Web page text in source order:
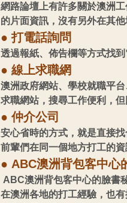
網路論壇上有許多關於澳洲
的片面資訊，沒有另外在其
● 打電話詢問
透過報紙、佈告欄等方式找
● 線上求職網
澳洲政府網站、學校就職平
求職網站，搜尋工作便利，
● 仲介公司
安心省時的方式，就是直接
前輩們在同一個地方打工的
● ABC澳洲背包客中心
ABC澳洲背包客中心的臉書
在澳洲各地的打工經驗，也